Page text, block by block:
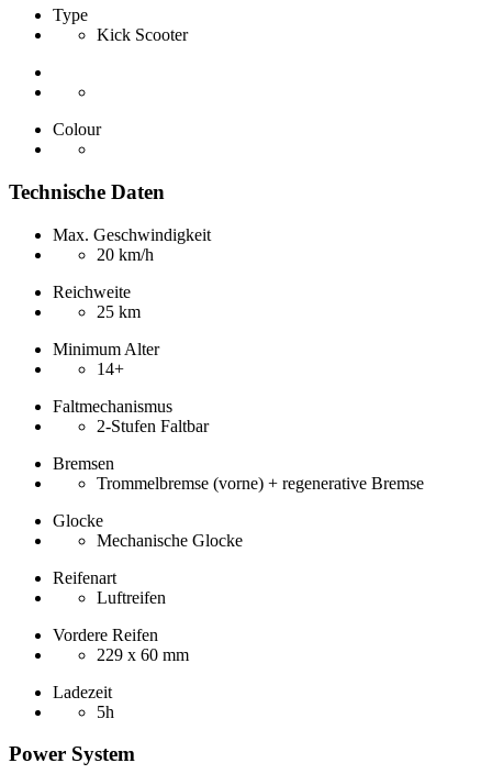
Type
Kick Scooter
Colour
Technische Daten
Max. Geschwindigkeit
20 km/h
Reichweite
25 km
Minimum Alter
14+
Faltmechanismus
2-Stufen Faltbar
Bremsen
Trommelbremse (vorne) + regenerative Bremse
Glocke
Mechanische Glocke
Reifenart
Luftreifen
Vordere Reifen
229 x 60 mm
Ladezeit
5h
Power System